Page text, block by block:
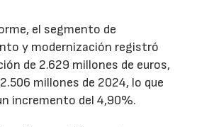
el segmento de
y modernización registró
de 2.629 millones de euros,
millones de 2024, lo que
incremento del 4,90%.